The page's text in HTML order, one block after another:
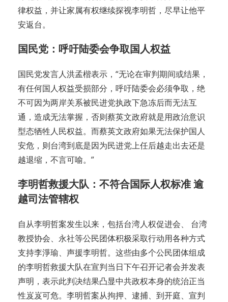
律权益，并让家属有权继续探视李明哲，尽早让他平
安返台。
国民党：呼吁陆委会争取国人权益
国民党发言人洪孟楷表示，“无论在审判期间或结果，
有任何国人权益受损部分，呼吁陆委会必须争取，绝
不可因为两岸关系被民进党执政下急冻后而无法互
通，造成无法掌握，否则蔡英文政府就是用政治意识
型态牺牲人民权益。而蔡英文政府如果无法保护国人
安危，则台湾到底是因为民进党上任后越走出去还是
越退缩，不言可喻。”
李明哲救援大队：不符合国际人权标准 逾
越司法管辖权
自从李明哲案发生以来，包括台湾人权促进会、 台湾
教授协会、永社等公民团体积极采取行动用各种方式
支持李淨瑜、声援李明哲。这些由多个公民团体组成
的李明哲救援大队在宣判当日下午召开记者会并发表
声明，表示此判决结果凸显中共政权本身的统治正当
性岌岌可危。李明哲案从拘押、逮捕、到开庭、宣判